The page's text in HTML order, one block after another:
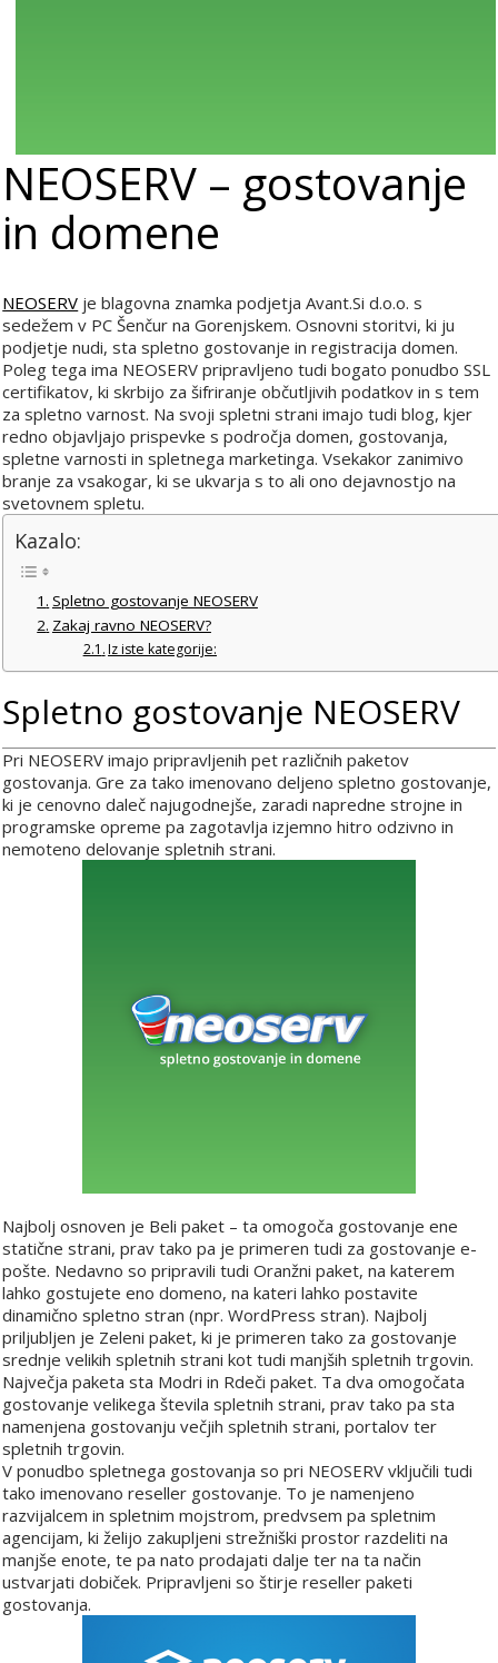
NEOSERV – gostovanje
in domene
NEOSERV je blagovna znamka podjetja Avant.Si d.o.o. s
sedežem v PC Šenčur na Gorenjskem. Osnovni storitvi, ki ju
podjetje nudi, sta spletno gostovanje in registracija domen.
Poleg tega ima NEOSERV pripravljeno tudi bogato ponudbo SSL
certifikatov, ki skrbijo za šifriranje občutljivih podatkov in s tem
za spletno varnost. Na svoji spletni strani imajo tudi blog, kjer
redno objavljajo prispevke s področja domen, gostovanja,
spletne varnosti in spletnega marketinga. Vsekakor zanimivo
branje za vsakogar, ki se ukvarja s to ali ono dejavnostjo na
svetovnem spletu.
Kazalo:
Spletno gostovanje NEOSERV
Zakaj ravno NEOSERV?
Iz iste kategorije:
Spletno gostovanje NEOSERV
Pri NEOSERV imajo pripravljenih pet različnih paketov
gostovanja. Gre za tako imenovano deljeno spletno gostovanje,
ki je cenovno daleč najugodnejše, zaradi napredne strojne in
programske opreme pa zagotavlja izjemno hitro odzivno in
nemoteno delovanje spletnih strani.
Najbolj osnoven je Beli paket – ta omogoča gostovanje ene
statične strani, prav tako pa je primeren tudi za gostovanje e-
pošte. Nedavno so pripravili tudi Oranžni paket, na katerem
lahko gostujete eno domeno, na kateri lahko postavite
dinamično spletno stran (npr. WordPress stran). Najbolj
priljubljen je Zeleni paket, ki je primeren tako za gostovanje
srednje velikih spletnih strani kot tudi manjših spletnih trgovin.
Največja paketa sta Modri in Rdeči paket. Ta dva omogočata
gostovanje velikega števila spletnih strani, prav tako pa sta
namenjena gostovanju večjih spletnih strani, portalov ter
spletnih trgovin.
V ponudbo spletnega gostovanja so pri NEOSERV vključili tudi
tako imenovano reseller gostovanje. To je namenjeno
razvijalcem in spletnim mojstrom, predvsem pa spletnim
agencijam, ki želijo zakupljeni strežniški prostor razdeliti na
manjše enote, te pa nato prodajati dalje ter na ta način
ustvarjati dobiček. Pripravljeni so štirje reseller paketi
gostovanja.